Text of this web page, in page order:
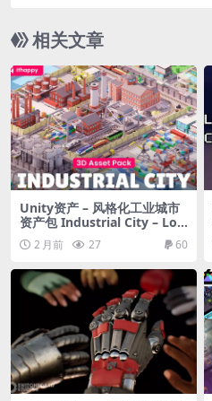
ngeon)
相关文章
Unity资产 – 风格化工业城市
资产包 Industrial City – Low
Poly 3D Models Pack
2 月前 27 60